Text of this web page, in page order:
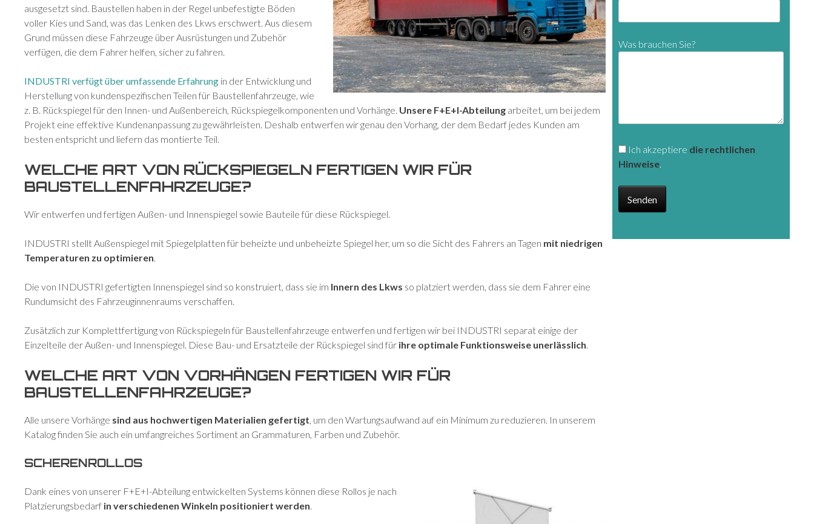
ausgesetzt sind. Baustellen haben in der Regel unbefestigte Böden
voller Kies und Sand, was das Lenken des Lkws erschwert. Aus diesem
Grund müssen diese Fahrzeuge über Ausrüstungen und Zubehör
verfügen, die dem Fahrer helfen, sicher zu fahren.
INDUSTRI verfügt über umfassende Erfahrung in der Entwicklung und
Herstellung von kundenspezifischen Teilen für Baustellenfahrzeuge, wie
z. B. Rückspiegel für den Innen- und Außenbereich, Rückspiegelkomponenten und Vorhänge. Unsere F+E+I-Abteilung arbeitet, um bei jedem
Projekt eine effektive Kundenanpassung zu gewährleisten. Deshalb entwerfen wir genau den Vorhang, der dem Bedarf jedes Kunden am
besten entspricht und liefern das montierte Teil.
WELCHE ART VON RÜCKSPIEGELN FERTIGEN WIR FÜR
BAUSTELLENFAHRZEUGE?
Wir entwerfen und fertigen Außen- und Innenspiegel sowie Bauteile für diese Rückspiegel.
INDUSTRI stellt Außenspiegel mit Spiegelplatten für beheizte und unbeheizte Spiegel her, um so die Sicht des Fahrers an Tagen mit niedrigen
Temperaturen zu optimieren.
Die von INDUSTRI gefertigten Innenspiegel sind so konstruiert, dass sie im Innern des Lkws so platziert werden, dass sie dem Fahrer eine
Rundumsicht des Fahrzeuginnenraums verschaffen.
Zusätzlich zur Komplettfertigung von Rückspiegeln für Baustellenfahrzeuge entwerfen und fertigen wir bei INDUSTRI separat einige der
Einzelteile der Außen- und Innenspiegel. Diese Bau- und Ersatzteile der Rückspiegel sind für ihre optimale Funktionsweise unerlässlich.
WELCHE ART VON VORHÄNGEN FERTIGEN WIR FÜR
BAUSTELLENFAHRZEUGE?
Alle unsere Vorhänge sind aus hochwertigen Materialien gefertigt, um den Wartungsaufwand auf ein Minimum zu reduzieren. In unserem
Katalog finden Sie auch ein umfangreiches Sortiment an Grammaturen, Farben und Zubehör.
SCHERENROLLOS
Dank eines von unserer F+E+I-Abteilung entwickelten Systems können diese Rollos je nach
Platzierungsbedarf in verschiedenen Winkeln positioniert werden.
Was brauchen Sie?
Ich akzeptiere die rechtlichen
Hinweise.